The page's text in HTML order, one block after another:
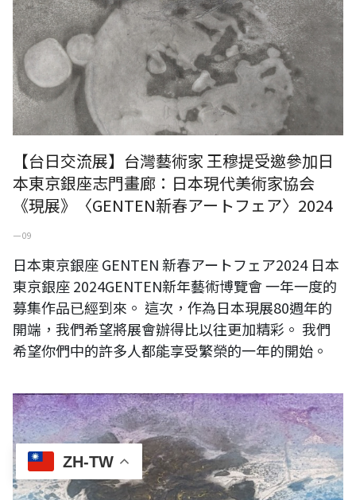
ZH-TW
【台日交流展】台灣藝術家 王穆提受邀參加日
本東京銀座志門畫廊：日本現代美術家協会
《現展》〈GENTEN新春アートフェア〉2024
一 09
日本東京銀座 GENTEN 新春アートフェア2024 日本
東京銀座 2024GENTEN新年藝術博覽會 一年一度的
募集作品已經到來。 這次，作為日本現展80週年的
開端，我們希望將展會辦得比以往更加精彩。 我們
希望你們中的許多人都能享受繁榮的一年的開始。
〈海之島〉，水墨設色紙本，60x300公分。